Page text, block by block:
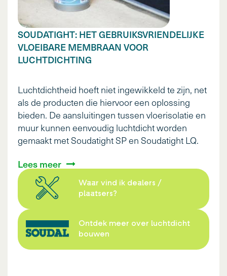
SOUDATIGHT: HET GEBRUIKSVRIENDELIJKE
VLOEIBARE MEMBRAAN VOOR
LUCHTDICHTING
Luchtdichtheid hoeft niet ingewikkeld te zijn, net
als de producten die hiervoor een oplossing
bieden. De aansluitingen tussen vloerisolatie en
muur kunnen eenvoudig luchtdicht worden
gemaakt met Soudatight SP en Soudatight LQ.
Lees meer
Waar vind ik dealers /
plaatsers?
Ontdek meer over luchtdicht
bouwen